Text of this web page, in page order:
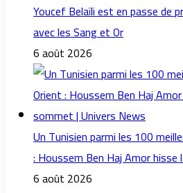
Youcef Belaïli est en passe de
avec les Sang et Or
6 août 2026
Un Tunisien parmi les 100
: Houssem Ben Haj Amor
6 août 2026